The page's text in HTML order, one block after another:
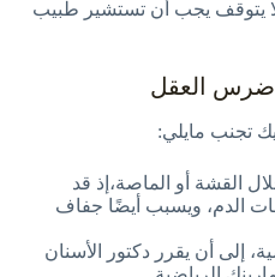
لا يتوقف يجب أن تستشير طبيب
ضرس العقل
تجنب مايلي:
القشة أو الماصة،إذ قد
الدم، ويسبب أيضًا جفاف
إلى أن يقرر دكتور الأسنان